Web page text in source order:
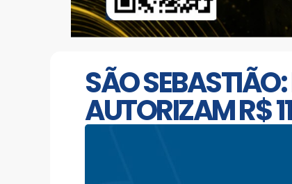
SÃO
AUTORIZAM R$